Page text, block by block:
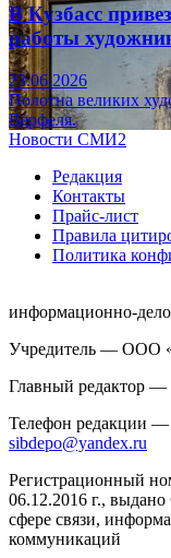
В Кузбасс
работы
23.06.2026
Полотна великих
Верфеля.
Новости СМИ2
Редакция
Контакты
Прайс-лист
Правила
Политика
информационно-
Учредитель — ООО
Главный редактор
Телефон редакции
sibdepo@yandex.ru
Регистрационный
06.12.2016 г.,
сфере связи,
коммуникаций